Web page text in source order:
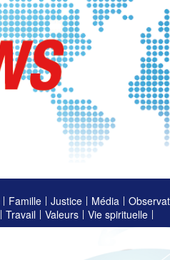
Famille Justice Média
Travail Valeurs Vie spirituelle